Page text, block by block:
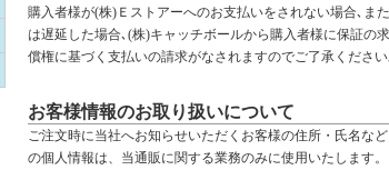
購入者様が(株)Ｅストアーへのお支払いをされない場合､また
は遅延した場合､(株)キャッチボールから購入者様に保証の求
償権に基づく支払いの請求がなされますのでご了承ください
お客様情報のお取り扱いについて
ご注文時に当社へお知らせいただくお客様の住所・氏名など
の個人情報は、当通販に関する業務のみに使用いたします。